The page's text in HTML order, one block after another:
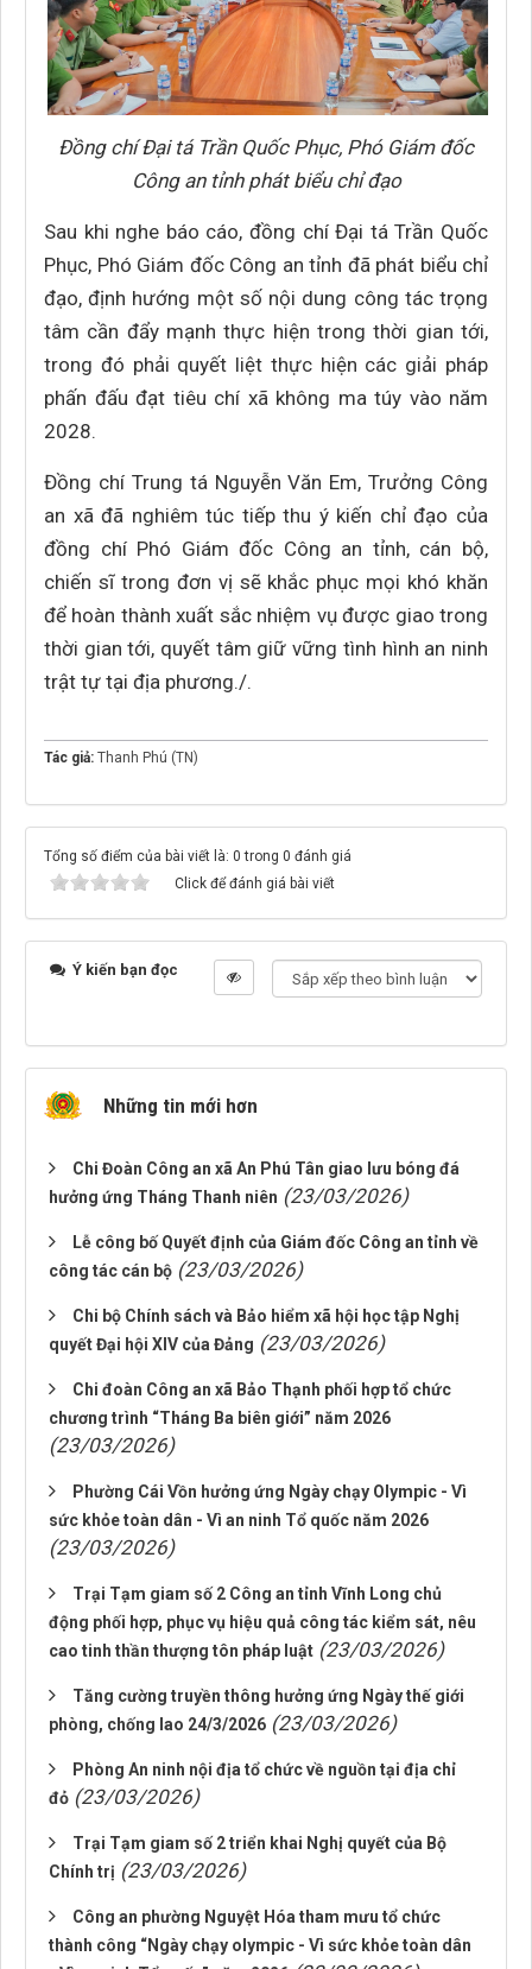
Đồng chí Đại tá Trần Quốc Phục, Phó Giám đốc
Công an tỉnh phát biểu chỉ đạo
Sau khi nghe báo cáo, đồng chí Đại tá Trần Quốc
Phục, Phó Giám đốc Công an tỉnh đã phát biểu chỉ
đạo, định hướng một số nội dung công tác trọng
tâm cần đẩy mạnh thực hiện trong thời gian tới,
trong đó phải quyết liệt thực hiện các giải pháp
phấn đấu đạt tiêu chí xã không ma túy vào năm
2028.
Đồng chí Trung tá Nguyễn Văn Em, Trưởng Công
an xã đã nghiêm túc tiếp thu ý kiến chỉ đạo của
đồng chí Phó Giám đốc Công an tỉnh, cán bộ,
chiến sĩ trong đơn vị sẽ khắc phục mọi khó khăn
để hoàn thành xuất sắc nhiệm vụ được giao trong
thời gian tới, quyết tâm giữ vững tình hình an ninh
trật tự tại địa phương./.
Tác giả: Thanh Phú (TN)
Tổng số điểm của bài viết là: 0 trong 0 đánh giá
Click để đánh giá bài viết
Ý kiến bạn đọc
Những tin mới hơn
Chi Đoàn Công an xã An Phú Tân giao lưu bóng đá
hưởng ứng Tháng Thanh niên (23/03/2026)
Lễ công bố Quyết định của Giám đốc Công an tỉnh về
công tác cán bộ (23/03/2026)
Chi bộ Chính sách và Bảo hiểm xã hội học tập Nghị
quyết Đại hội XIV của Đảng (23/03/2026)
Chi đoàn Công an xã Bảo Thạnh phối hợp tổ chức
chương trình “Tháng Ba biên giới” năm 2026
(23/03/2026)
Phường Cái Vồn hưởng ứng Ngày chạy Olympic - Vì
sức khỏe toàn dân - Vì an ninh Tổ quốc năm 2026
(23/03/2026)
Trại Tạm giam số 2 Công an tỉnh Vĩnh Long chủ
động phối hợp, phục vụ hiệu quả công tác kiểm sát, nêu
cao tinh thần thượng tôn pháp luật (23/03/2026)
Tăng cường truyền thông hưởng ứng Ngày thế giới
phòng, chống lao 24/3/2026 (23/03/2026)
Phòng An ninh nội địa tổ chức về nguồn tại địa chỉ
đỏ (23/03/2026)
Trại Tạm giam số 2 triển khai Nghị quyết của Bộ
Chính trị (23/03/2026)
Công an phường Nguyệt Hóa tham mưu tổ chức
thành công “Ngày chạy olympic - Vì sức khỏe toàn dân